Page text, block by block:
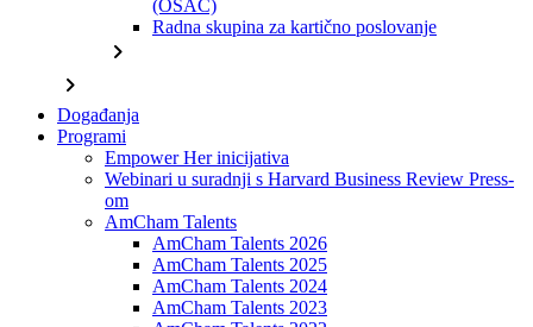
(OSAC)
Radna skupina za kartično poslovanje
chevron_right
chevron_right
Događanja
Programi
Empower Her inicijativa
Webinari u suradnji s Harvard Business Review Press-
om
AmCham Talents
AmCham Talents 2026
AmCham Talents 2025
AmCham Talents 2024
AmCham Talents 2023